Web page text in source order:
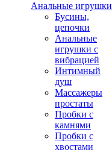
Анальные игрушки
Бусины,
цепочки
Анальные
игрушки с
вибрацией
Интимный
душ
Массажеры
простаты
Пробки с
камнями
Пробки с
хвостами